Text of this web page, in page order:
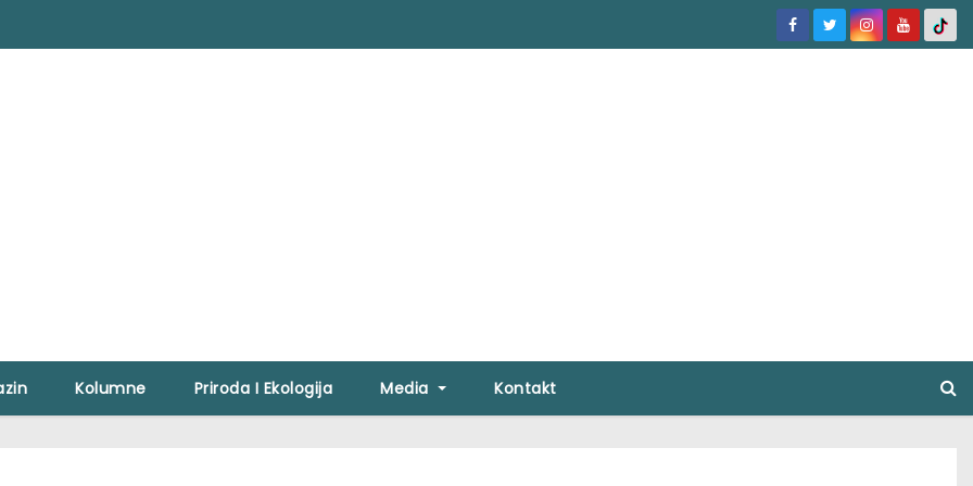
Kolumne Priroda I Ekologija Media Kontakt